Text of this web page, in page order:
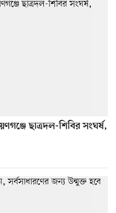
ছাত্রদল-শিবির সংঘর্ষ,